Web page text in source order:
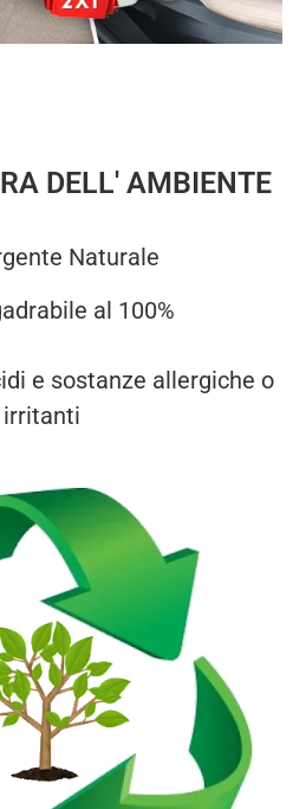
DELL' AMBIENTE
Naturale
al 100%
e sostanze allergiche o
irritanti